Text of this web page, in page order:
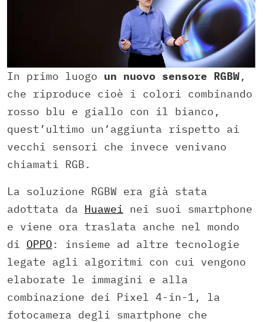
In primo luogo un nuovo sensore RGBW,
che riproduce cioè i colori combinando
rosso blu e giallo con il bianco,
quest’ultimo un’aggiunta rispetto ai
vecchi sensori che invece venivano
chiamati RGB.
La soluzione RGBW era già stata
adottata da Huawei nei suoi smartphone
e viene ora traslata anche nel mondo
di OPPO : insieme ad altre tecnologie
legate agli algoritmi con cui vengono
elaborate le immagini e alla
combinazione dei Pixel 4-in-1, la
fotocamera degli smartphone che